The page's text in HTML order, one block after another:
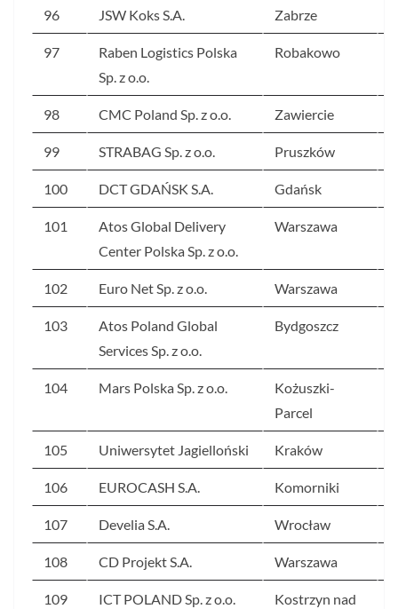
96 JSW Koks S.A. Zabrze
97
Raben Logistics Polska
Sp. z o.o.
Robakowo
98 CMC Poland Sp. z o.o. Zawiercie
99 STRABAG Sp. z o.o. Pruszków
100 DCT GDAŃSK S.A. Gdańsk
101
Atos Global Delivery
Center Polska Sp. z o.o.
Warszawa
102 Euro Net Sp. z o.o. Warszawa
103
Atos Poland Global
Services Sp. z o.o.
Bydgoszcz
104 Mars Polska Sp. z o.o.
Kożuszki-
Parcel
105 Uniwersytet Jagielloński Kraków
106 EUROCASH S.A. Komorniki
107 Develia S.A. Wrocław
108 CD Projekt S.A. Warszawa
109 ICT POLAND Sp. z o.o.
Kostrzyn nad